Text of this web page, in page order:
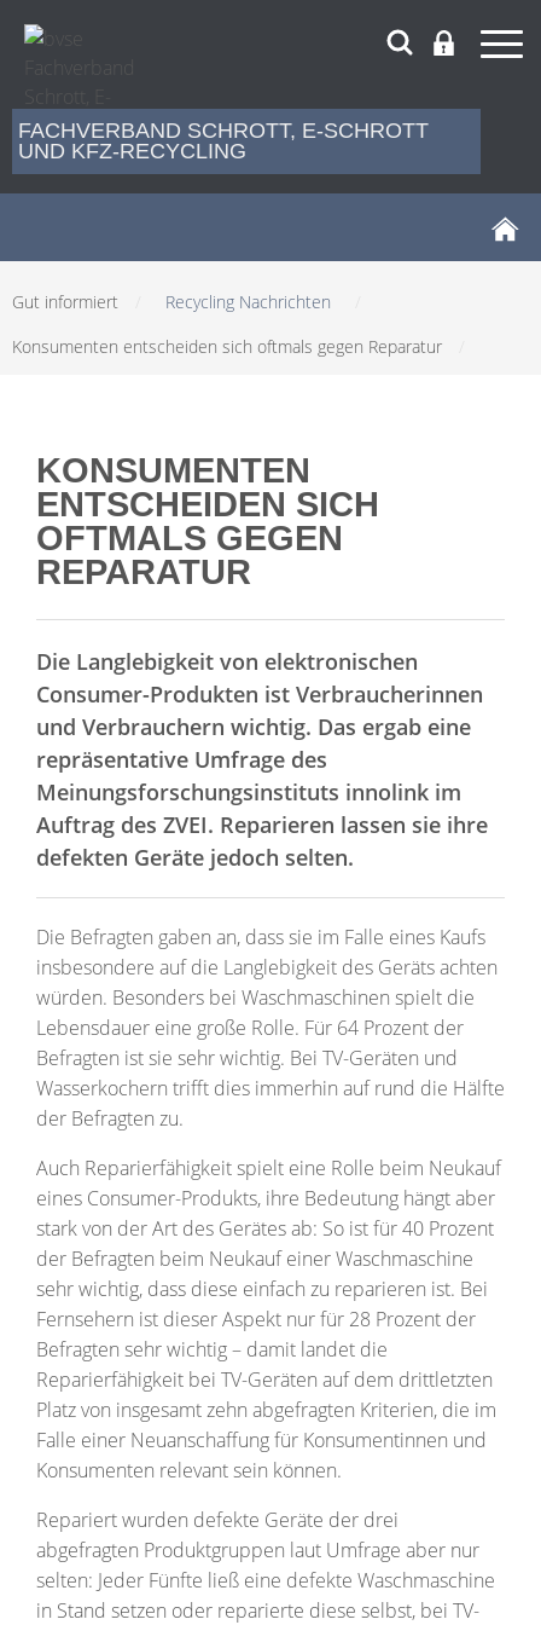
FACHVERBAND SCHROTT, E-SCHROTT
UND KFZ-RECYCLING
Gut informiert Recycling Nachrichten
Konsumenten entscheiden sich oftmals gegen Reparatur
KONSUMENTEN
ENTSCHEIDEN SICH
OFTMALS GEGEN
REPARATUR
Die Langlebigkeit von elektronischen
Consumer-Produkten ist Verbraucherinnen
und Verbrauchern wichtig. Das ergab eine
repräsentative Umfrage des
Meinungsforschungsinstituts innolink im
Auftrag des ZVEI. Reparieren lassen sie ihre
defekten Geräte jedoch selten.
Die Befragten gaben an, dass sie im Falle eines Kaufs
insbesondere auf die Langlebigkeit des Geräts achten
würden. Besonders bei Waschmaschinen spielt die
Lebensdauer eine große Rolle. Für 64 Prozent der
Befragten ist sie sehr wichtig. Bei TV-Geräten und
Wasserkochern trifft dies immerhin auf rund die Hälfte
der Befragten zu.
Auch Reparierfähigkeit spielt eine Rolle beim Neukauf
eines Consumer-Produkts, ihre Bedeutung hängt aber
stark von der Art des Gerätes ab: So ist für 40 Prozent
der Befragten beim Neukauf einer Waschmaschine
sehr wichtig, dass diese einfach zu reparieren ist. Bei
Fernsehern ist dieser Aspekt nur für 28 Prozent der
Befragten sehr wichtig – damit landet die
Reparierfähigkeit bei TV-Geräten auf dem drittletzten
Platz von insgesamt zehn abgefragten Kriterien, die im
Falle einer Neuanschaffung für Konsumentinnen und
Konsumenten relevant sein können.
Repariert wurden defekte Geräte der drei
abgefragten Produktgruppen laut Umfrage aber nur
selten: Jeder Fünfte ließ eine defekte Waschmaschine
in Stand setzen oder reparierte diese selbst, bei TV-